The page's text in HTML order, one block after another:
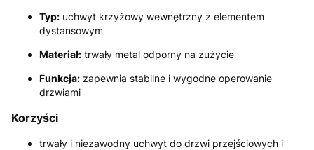
Typ: uchwyt krzyżowy wewnętrzny z elementem
dystansowym
Materiał: trwały metal odporny na zużycie
Funkcja: zapewnia stabilne i wygodne operowanie
drzwiami
Korzyści
trwały i niezawodny uchwyt do drzwi przejściowych i